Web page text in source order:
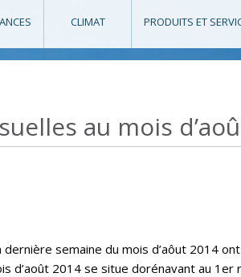
CLIMAT PRODUITS ET
au mois
semaine du mois d’aôut 2014
d’août 2014 se situe dorénavant au 1er